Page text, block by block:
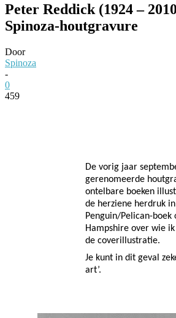
Peter Reddick (1924 –
Spinoza-houtgravure
Door
Spinoza
-
0
459
De vorig jaar
gerenomeerde
ontelbare boeken
de herziene herdruk
Penguin/Pelican-boek
Hampshire over wie
de coverillustratie.
Je kunt in dit geval
art’.